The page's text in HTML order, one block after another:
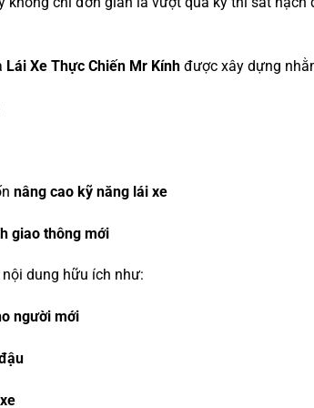
Lái Xe Thực Chiến Mr Kính được xây dựng
nâng cao kỹ năng lái xe
giao thông mới
dung hữu ích như:
người mới